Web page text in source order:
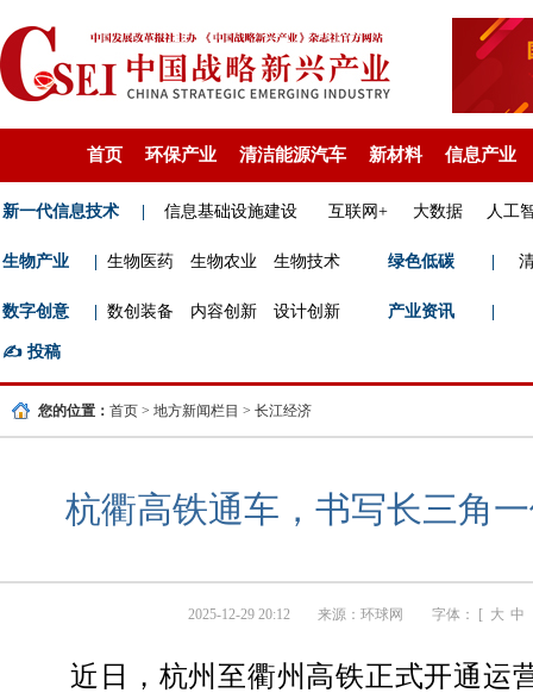
首页 环保产业 清洁能源汽车 新材料 信息产业
新一代信息技术 信息基础设施建设 互联网+ 大数据 人工
生物产业 生物医药 生物农业 生物技术 绿色低碳
数字创意 数创装备 内容创新 设计创新 产业资讯
✍️ 投稿
您的位置： 首页 > 地方新闻栏目 > 长江经济
杭衢高铁通车，书写长三角
2025-12-29 20:12 来源： 环球网 字体： [ 大 中
近日，杭州至衢州高铁正式开通运